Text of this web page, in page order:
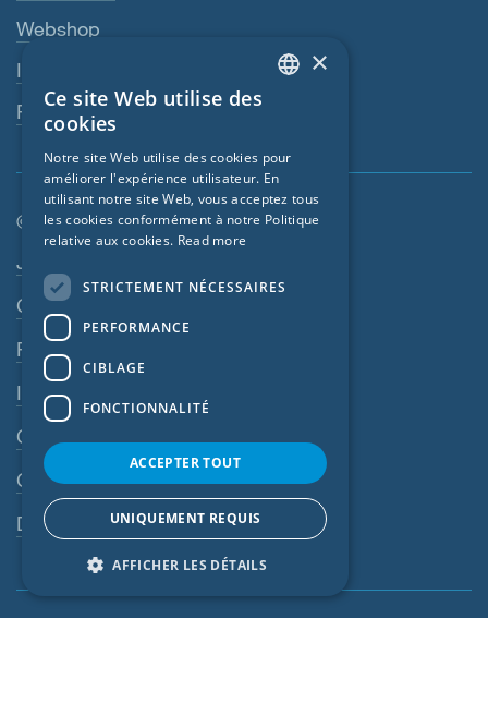
Webshop
Interlocuteur
Revendeurs
© SIGA 2026
Jobs
Contact
Règles de confidentialité
Impressum
CGV
CGA
Dispositif d’alerte
ENGLISH
FRENCH
CZECH
LATVIAN
NORWEGIAN
×
Ce site Web utilise des
cookies
Notre site Web utilise des cookies pour
améliorer l'expérience utilisateur. En
utilisant notre site Web, vous acceptez tous
les cookies conformément à notre Politique
relative aux cookies. Read more
STRICTEMENT NÉCESSAIRES
PERFORMANCE
CIBLAGE
FONCTIONNALITÉ
ACCEPTER TOUT
UNIQUEMENT REQUIS
AFFICHER LES DÉTAILS